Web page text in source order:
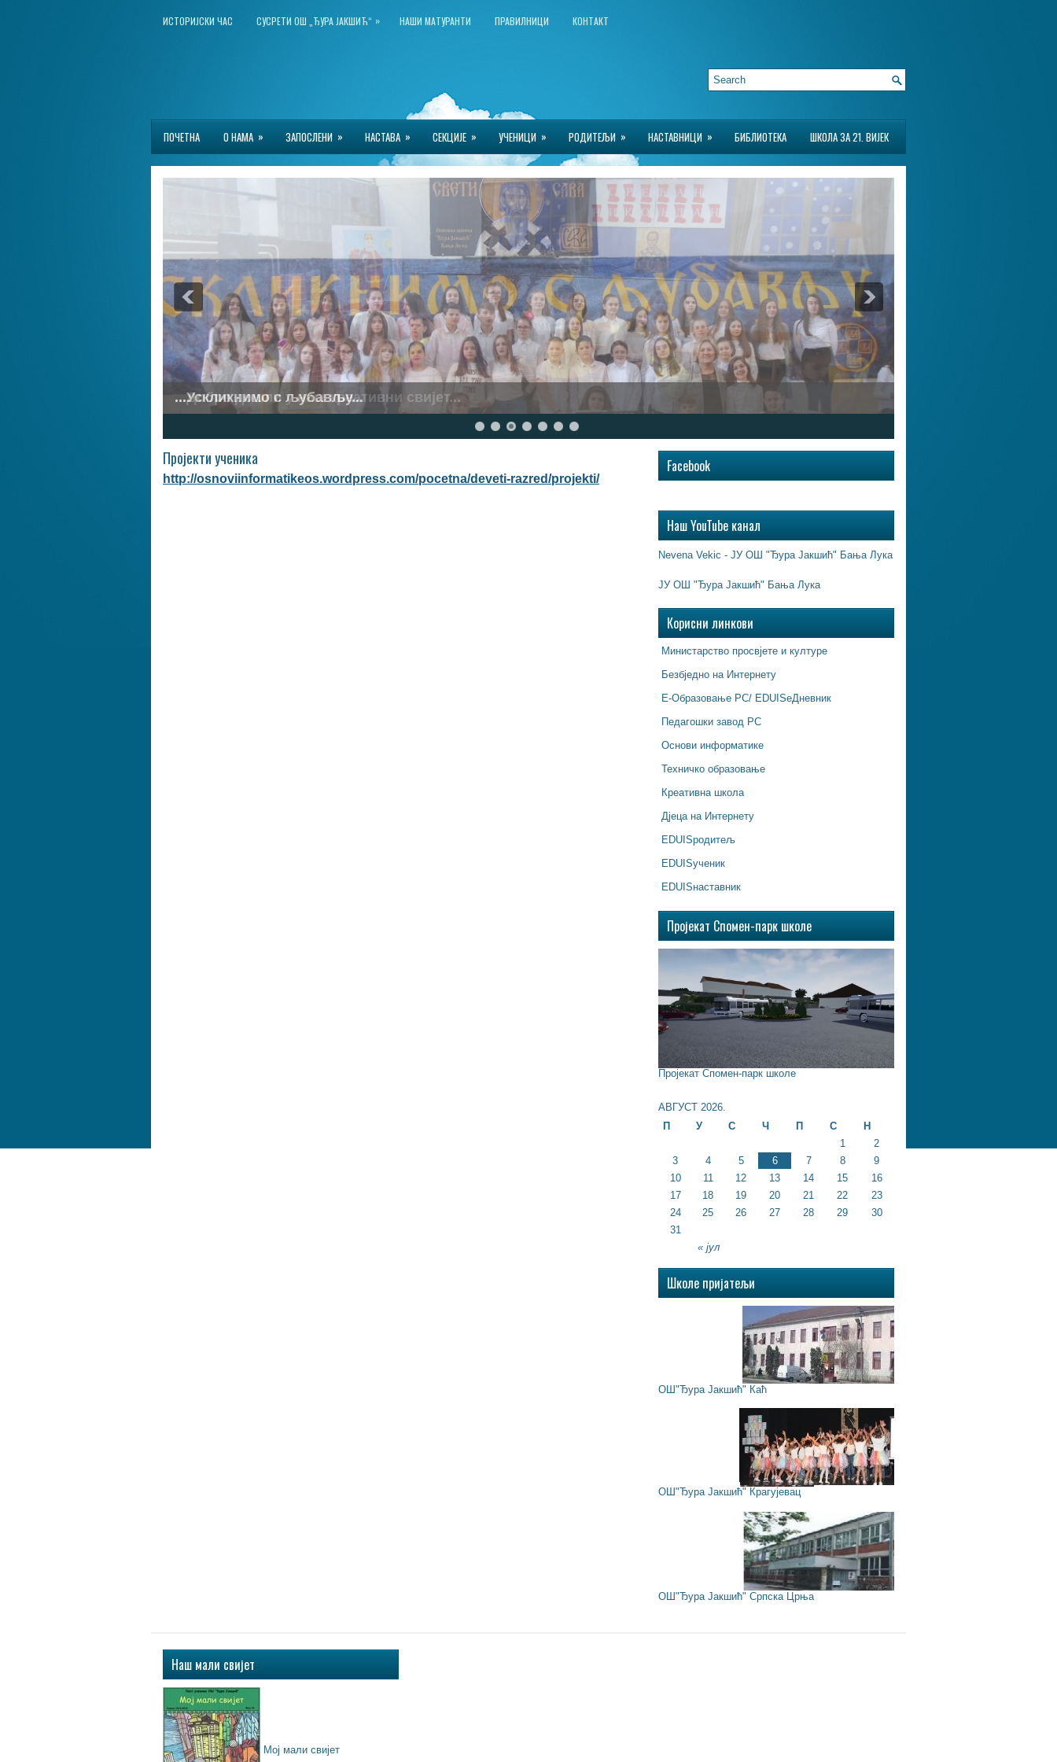
ИСТОРИЈСКИ ЧАС СУСРЕТИ ОШ „ЂУРА ЈАКШИЋ“ » НАШИ МАТУРАНТИ ПРАВИЛНИЦИ КОНТАКТ
ПОЧЕТНА О НАМА » ЗАПОСЛЕНИ » НАСТАВА » СЕКЦИЈЕ » УЧЕНИЦИ » РОДИТЕЉИ » НАСТАВНИЦИ » БИБЛИОТЕКА ШКОЛА ЗА 21. ВИЈЕК
...Ускликнимо с љубављу...
Пројекти ученика
http://osnoviinformatikeos.wordpress.com/pocetna/deveti-razred/projekti/
Facebook
Наш YouTube канал
Nevena Vekic - ЈУ ОШ "Ђура Јакшић" Бања Лука
ЈУ ОШ "Ђура Јакшић" Бања Лука
Корисни линкови
Министарство просвјете и културе
Безбједно на Интернету
Е-Образовање РС/ EDUISeДневник
Педагошки завод РС
Основи информатике
Техничко образовање
Креативна школа
Дјеца на Интернету
EDUISродитељ
EDUISученик
EDUISнаставник
Пројекат Спомен-парк школе
Пројекат Спомен-парк школе
АВГУСТ 2026.
П
У С Ч П С Н
« јул
1
2
3
4 5 6 7 8
9
10
11 12 13 14 15
16
17
18 19 20 21 22
23
24
25 26 27 28 29
30
31
Школе пријатељи
ОШ"Ђура Јакшић" Каћ
ОШ"Ђура Јакшић" Крагујевац
ОШ"Ђура Јакшић" Српска Црња
Наш мали свијет
Мој мали свијет